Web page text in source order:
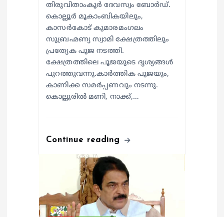
തിരുവിതാംകൂർ ദേവസ്വം ബോർഡ്.
കൊല്ലൂർ മൂകാംബികയിലും,
കാസർകോട് കുമാരമംഗലം
സുബ്രഹ്മണ്യ സ്വാമി ക്ഷേത്രത്തിലും
പ്രത്യേക പൂജ നടത്തി.
ക്ഷേത്രത്തിലെ പൂജയുടെ ദൃശ്യങ്ങൾ
പുറത്തുവന്നു.കാർത്തിക പൂജയും,
കാണിക്ക സമർപ്പണവും നടന്നു.
കൊല്ലൂരിൽ മണി, നാക്ക്,…
Continue reading